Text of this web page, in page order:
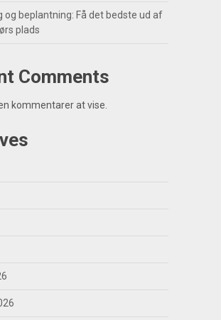
og beplantning: Få det bedste ud af
plads
Comments
kommentarer at vise.